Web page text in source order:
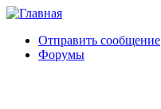
Отправить сообщение
Форумы